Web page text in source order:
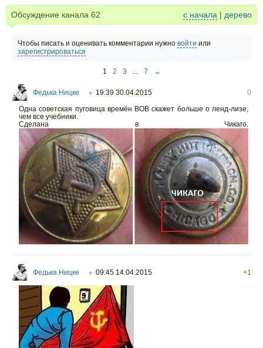
Обсуждение канала 62 с начала | дерево
Чтобы писать и оценивать комментарии нужно войти или
зарегистрироваться
1 2 3 ... 7 →
Федька Ницке ○ 19:39 30.04.2015
0
Одна советская пуговица времён ВОВ скажет больше о ленд-лизе,
чем все учебники.
Сделана в Чикаго.
Федька Ницке ○ 09:45 14.04.2015 +1